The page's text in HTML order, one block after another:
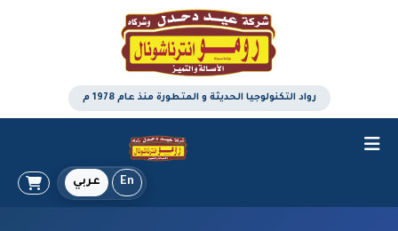
رواد التكنولوجيا الحديثة و المتطورة منذ عام 1978 م
En عربي